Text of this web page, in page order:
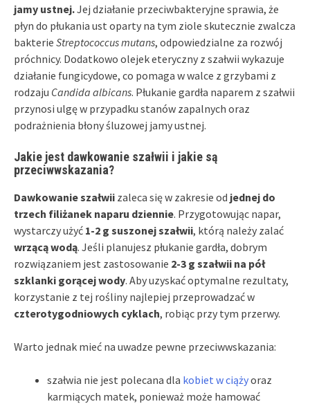
jamy ustnej.Jej działanie przeciwbakteryjne sprawia, że
płyn do płukania ust oparty na tym ziole skutecznie zwalcza
bakterie Streptococcus mutans, odpowiedzialne za rozwój
próchnicy. Dodatkowo olejek eteryczny z szałwii wykazuje
działanie fungicydowe, co pomaga w walce z grzybami z
rodzaju Candida albicans. Płukanie gardła naparem z szałwii
przynosi ulgę w przypadku stanów zapalnych oraz
podrażnienia błony śluzowej jamy ustnej.
Jakie jest dawkowanie szałwii i jakie są
przeciwwskazania?
Dawkowanie szałwii zaleca się w zakresie od jednej do
trzech filiżanek naparu dziennie. Przygotowując napar,
wystarczy użyć 1-2 g suszonej szałwii, którą należy zalać
wrzącą wodą. Jeśli planujesz płukanie gardła, dobrym
rozwiązaniem jest zastosowanie 2-3 g szałwii na pół
szklanki gorącej wody. Aby uzyskać optymalne rezultaty,
korzystanie z tej rośliny najlepiej przeprowadzać w
czterotygodniowych cyklach, robiąc przy tym przerwy.
Warto jednak mieć na uwadze pewne przeciwwskazania:
szałwia nie jest polecana dla kobiet w ciążyoraz
karmiących matek, ponieważ może hamować